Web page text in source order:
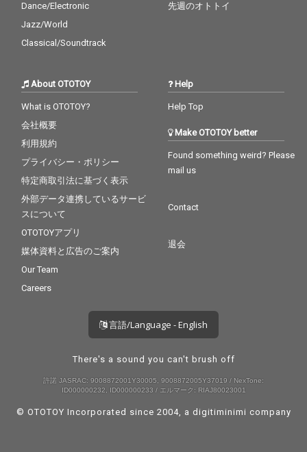
Dance/Electronic
Jazz/World
Classical/Soundtrack
先週のオトトイ
About OTOTOY
What is OTOTOY?
会社概要
利用規約
プライバシー・ポリシー
特定商取引法に基づく表示
外部データ連携しているサービ
スについて
OTOTOYアプリ
媒体資料と広告のご案内
Our Team
Careers
Help
Help Top
Make OTOTOY better
Found something weird? Please
mail us
Contact
退会
言語/Language - English
There's a sound you can't brush off
許諾 JASRAC: 9008872001Y30005, 9008872005Y37019 / NexTone:
ID000000232, ID000000233 / エルマーク: RIAJ80023001
© OTOTOY Incorporated since 2004, a digitiminimi company